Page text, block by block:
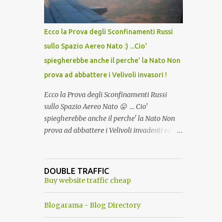
del Capo, era "spettacolare Ghiacciato, ma
andava bene anche, a Temperatura
Ambiente"! Riproponiamo l'articolo per NON
Ecco la Prova degli Sconfinamenti Russi
sullo Spazio Aereo Nato :) ...Cio'
spiegherebbe anche il perche' la Nato Non
prova ad abbattere i Velivoli invasori !
Ecco la Prova degli Sconfinamenti Russi
sullo Spazio Aereo Nato 😛 ... Cio'
spiegherebbe anche il perche' la Nato Non
prova ad abbattere i Velivoli invadenti ed
alcuna notizia di un'invasione dello spazio
aereo NATO da parte di un robot chiamato
ancora una fantasia Nato o forse una "False
DOUBLE TRAFFIC
Buy website traffic cheap
Blogarama - Blog Directory